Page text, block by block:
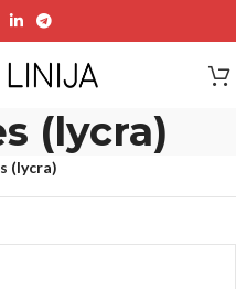
(lycra)
(lycra)